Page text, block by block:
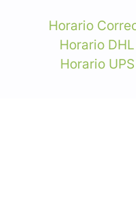
Horario
Horario
Horario